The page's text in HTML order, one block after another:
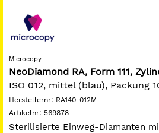
Microcopy
NeoDiamond RA, Form 111,
ISO 012, mittel (blau), Packung
Herstellernr: RA140-012M
Artikelnr: 569878
Sterilisierte Einweg-Diamanten